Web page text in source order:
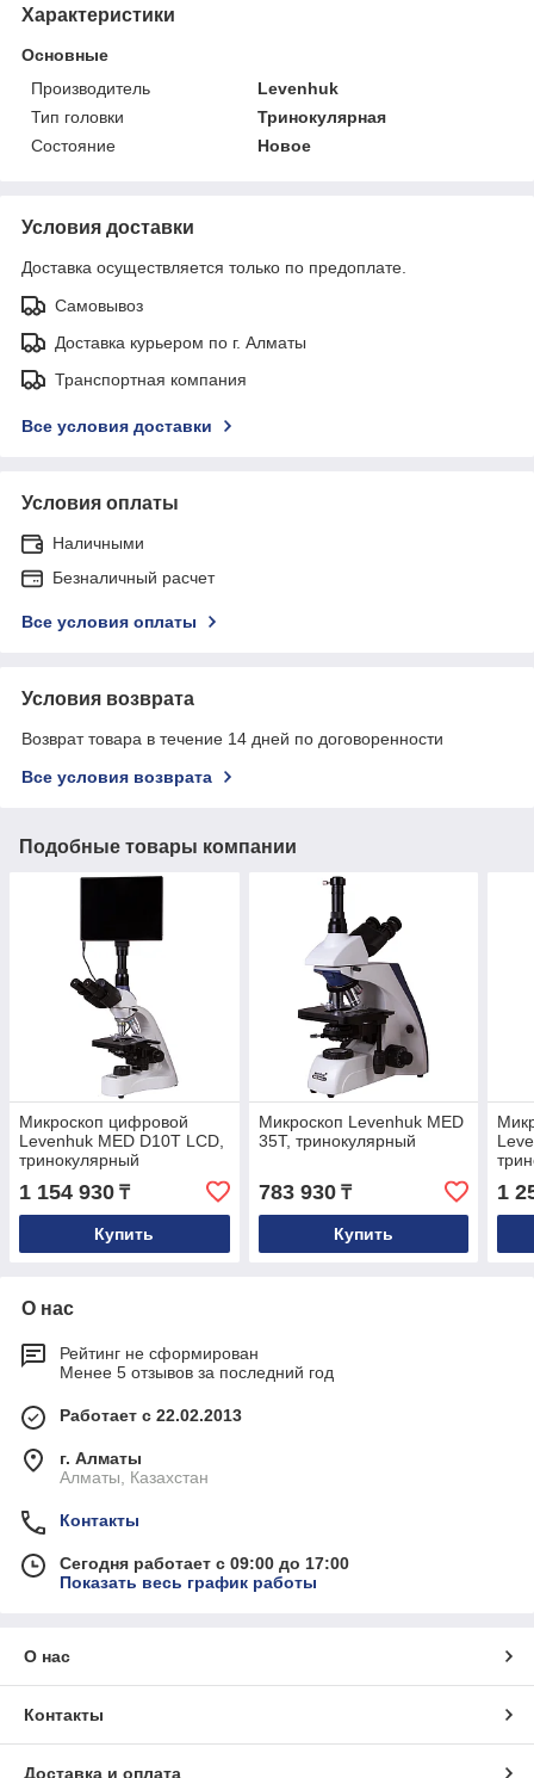
Характеристики
Основные
Производитель
Levenhuk
Тип головки
Тринокулярная
Состояние
Новое
Условия доставки
Доставка осуществляется только по предоплате.
Самовывоз
Доставка курьером по г. Алматы
Транспортная компания
Все условия доставки
Условия оплаты
Наличными
Безналичный расчет
Все условия оплаты
Условия возврата
Возврат товара в течение 14 дней по договоренности
Все условия возврата
Подобные товары компании
Микроскоп цифровой
Levenhuk MED D10T LCD,
тринокулярный
1 154 930 ₸
Купить
Микроскоп Levenhuk MED
35T, тринокулярный
783 930₸
Купить
1
О нас
Рейтинг не сформирован
Менее 5 отзывов за последний год
Работает с 22.02.2013
г. Алматы
Алматы, Казахстан
Контакты
Сегодня работает с 09:00 до 17:00
Показать весь график работы
О нас
Контакты
Доставка и оплата